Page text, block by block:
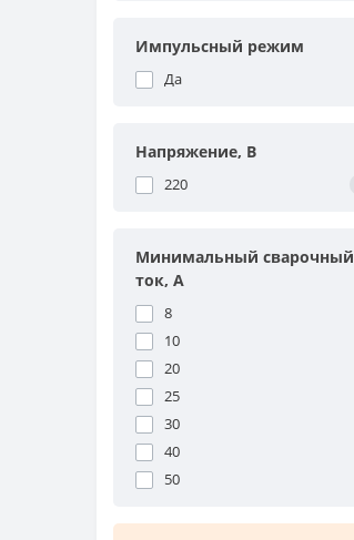
Импульсный режим
Да
Напряжение, В
220
Минимальный сварочный
ток, А
8
10
20
25
30
40
50